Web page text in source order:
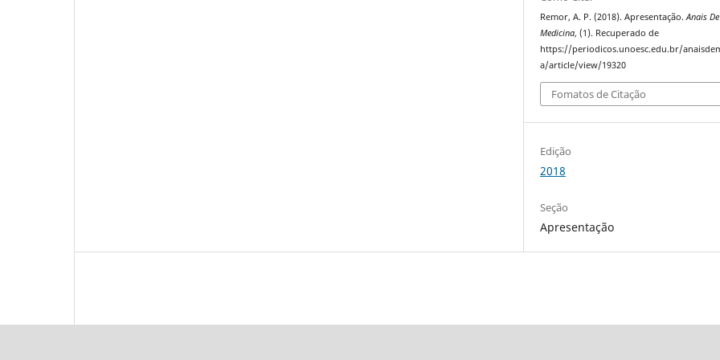
Remor, A. P. (2018). Apresentação.Anais De
Medicina, (1). Recuperado de
https://periodicos.unoesc.edu.br/
a/article/view/19320
Fomatos de Citação
Edição
2018
Seção
Apresentação